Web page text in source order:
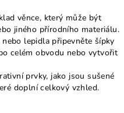
věnce, který může být
jiného přírodního materiálu.
lepidla připevněte šípky
celém obvodu nebo vytvořit
prvky, jako jsou sušené
doplní celkový vzhled.